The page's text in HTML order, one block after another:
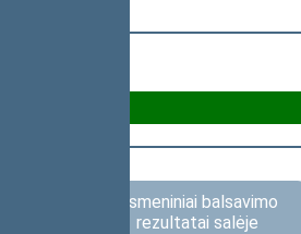
Asmeniniai balsavimo
rezultatai salėje